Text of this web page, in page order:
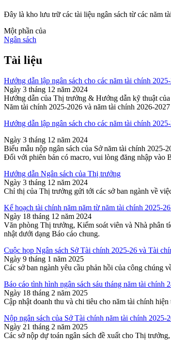
Đây là kho lưu trữ các tài liệu ngân sách từ các năm
Một phần của
Ngân sách
Tài liệu
Hướng dẫn lập ngân sách cho các năm tài chính
Ngày 3 tháng 12 năm 2024
Hướng dẫn của Thị trưởng & Hướng dẫn kỹ thuật
Năm tài chính 2025-2026 và năm tài chính 2026-2027
Hướng dẫn lập ngân sách cho các năm tài chính
Ngày 3 tháng 12 năm 2024
Biểu mẫu nộp ngân sách của Sở năm tài chính 2025-
Đối với phiên bản có macro, vui lòng đăng nhập vào
Hướng dẫn Ngân sách của Thị trưởng
Ngày 3 tháng 12 năm 2024
Chỉ thị của Thị trưởng gửi tới các sở ban ngành về
Kế hoạch tài chính năm năm từ năm tài chính 2025-
Ngày 18 tháng 12 năm 2024
Văn phòng Thị trưởng, Kiểm soát viên và Nhà phân
nhật dưới dạng Báo cáo chung.
Cuộc họp Ngân sách Sở Tài chính 2025-26 và Tài
Ngày 9 tháng 1 năm 2025
Các sở ban ngành yêu cầu phản hồi của công chúng
Báo cáo tình hình ngân sách sáu tháng năm tài chính
Ngày 18 tháng 2 năm 2025
Cập nhật doanh thu và chi tiêu cho năm tài chính
Nộp ngân sách của Sở Tài chính năm tài chính 2025-
Ngày 21 tháng 2 năm 2025
Các sở nộp dự toán ngân sách đề xuất cho Thị